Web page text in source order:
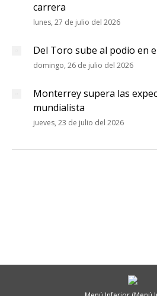
carrera
lunes, 27 de julio del 2026
Del Toro sube al podio en
domingo, 26 de julio del 2026
Monterrey supera las
mundialista
jueves, 23 de julio del 2026